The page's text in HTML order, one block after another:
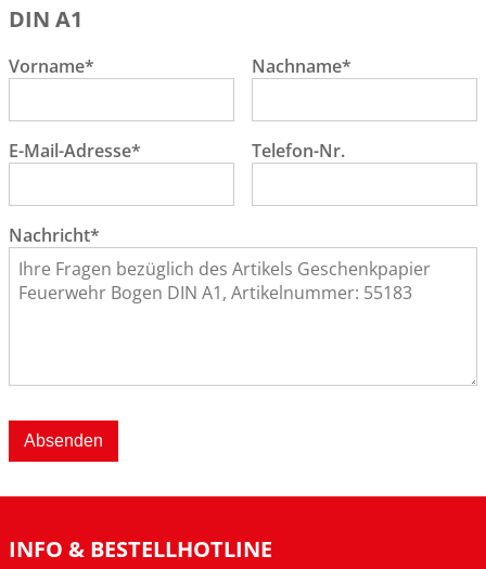
DIN A1
Vorname* Nachname*
E-Mail-Adresse* Telefon-Nr.
Nachricht*
Absenden
INFO & BESTELLHOTLINE